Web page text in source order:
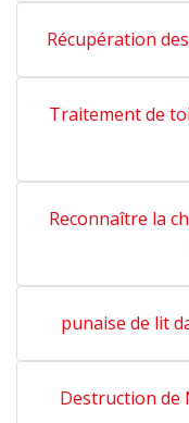
Récupération
Traitement de
Reconnaître la
punaise de lit
Destruction de